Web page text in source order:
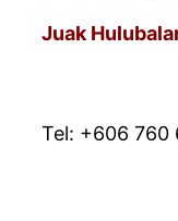
Juak
Tel: +606 760